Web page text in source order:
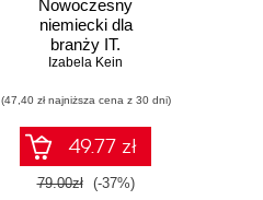
Nowoczesny
niemiecki dla
branży IT.
Praktyczne
ćwiczenia
Izabela Kein
(47,40 zł najniższa cena z 30 dni)
49.77 zł
79.00zł (-37%)